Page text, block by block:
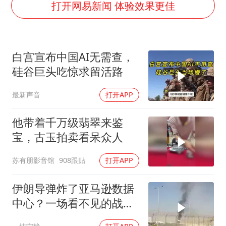
央视新主播李秋莹孙亚鹏亮相
娜扎称眼睛恢复情况不太妙
河南刑案嫌犯被抓 逃窜时伤害多人
经常半夜醒要排查6种疾病
三警齐发！多地10级以上雷暴大风
乐享全民健身 共筑健康中国
打开网易新闻 体验效果更佳
白宫宣布中国AI无需查，
硅谷巨头吃惊求留活路
最新声音 打开APP
他带着千万级翡翠来鉴
宝，古玉拍卖看呆众人
苏有朋影音馆 908跟贴 打开APP
伊朗导弹炸了亚马逊数据
中心？一场看不见的战争